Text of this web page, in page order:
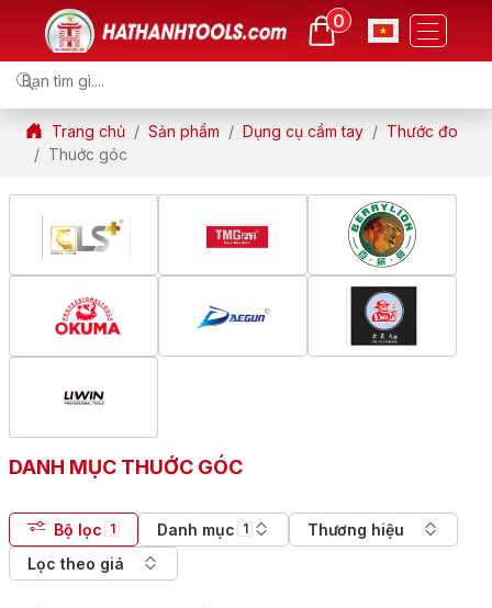
0
Trang chủ Sản phẩm Dụng cụ cầm tay
Thước đo
Thuớc góc
DANH MỤC THUỚC GÓC
Bộ lọc 1 Danh mục 1
Thương hiệu
Lọc theo giá